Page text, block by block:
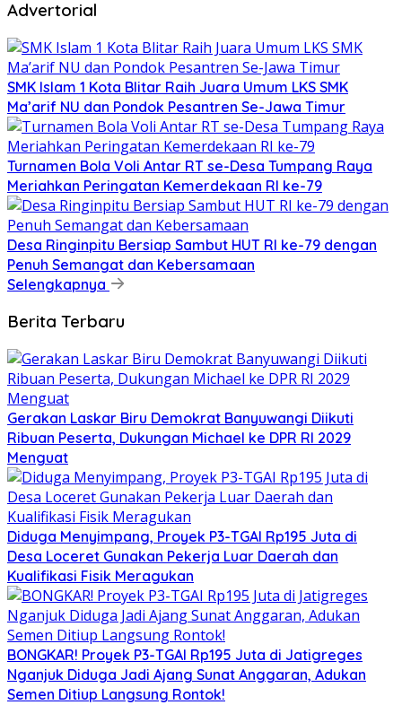
Advertorial
SMK Islam 1 Kota Blitar Raih Juara Umum LKS SMK
Ma’arif NU dan Pondok Pesantren Se-Jawa Timur
Turnamen Bola Voli Antar RT se-Desa Tumpang Raya
Meriahkan Peringatan Kemerdekaan RI ke-79
Desa Ringinpitu Bersiap Sambut HUT RI ke-79 dengan
Penuh Semangat dan Kebersamaan
Selengkapnya
Berita Terbaru
Gerakan Laskar Biru Demokrat Banyuwangi Diikuti
Ribuan Peserta, Dukungan Michael ke DPR RI 2029
Menguat
Diduga Menyimpang, Proyek P3-TGAI Rp195 Juta di
Desa Loceret Gunakan Pekerja Luar Daerah dan
Kualifikasi Fisik Meragukan
BONGKAR! Proyek P3-TGAI Rp195 Juta di Jatigreges
Nganjuk Diduga Jadi Ajang Sunat Anggaran, Adukan
Semen Ditiup Langsung Rontok!